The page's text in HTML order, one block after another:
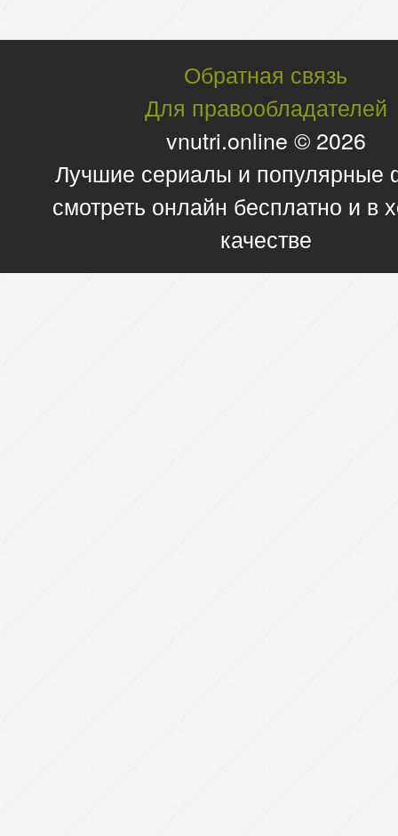
Обратная связь
Для правообладателей
vnutri.online © 2026
Лучшие сериалы и
смотреть онлайн бесплатно и в
качестве